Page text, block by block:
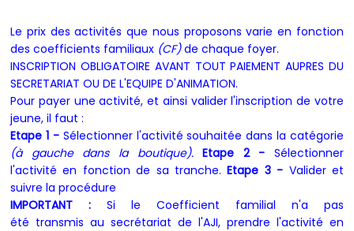
Le prix des activités que nous proposons varie en fonction
des coefficients familiaux (CF)de chaque foyer.
INSCRIPTION OBLIGATOIRE AVANT TOUT PAIEMENT AUPRES DU
SECRETARIAT OU DE L'EQUIPE D'ANIMATION.
Pour payer une activité, et ainsi valider l'inscription de votre
jeune, il faut :
Etape 1 - Sélectionner l'activité souhaitée dans la catégorie
(à gauche dans la boutique).Etape 2 - Sélectionner
l'activité en fonction de sa tranche.Etape 3 - Valider et
suivre la procédure
IMPORTANT : Si le Coefficient familial n'a pas
été transmis au secrétariat de l'AJI, prendre l'activité en